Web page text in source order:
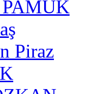
Piraz